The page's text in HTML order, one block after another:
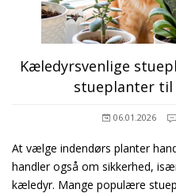
Kæledyrsvenlige
stueplanter til
06.01.2026
At vælge indendørs planter
handler også om sikkerhed,
kæledyr. Mange populære